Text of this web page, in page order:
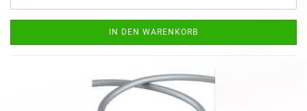
IN DEN WARENKORB